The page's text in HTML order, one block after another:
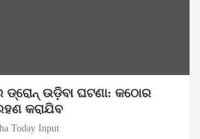
ଡ୍ରୋନ୍ ଉଡ଼ିବା ଘଟଣା: କଠୋର
କରାଯିବ
Today Input